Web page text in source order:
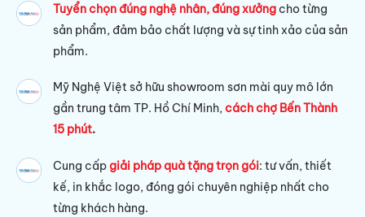
Tuyển chọn đúng nghệ nhân, đúng xưởng cho từng
sản phẩm, đảm bảo chất lượng và sự tinh xảo của sản
phẩm.
Mỹ Nghệ Việt sở hữu showroom sơn mài quy mô lớn
gần trung tâm TP. Hồ Chí Minh,cách chợ Bến Thành
15 phút.
Cung cấpgiải pháp quà tặng trọn gói: tư vấn, thiết
kế, in khắc logo, đóng gói chuyên nghiệp nhất cho
từng khách hàng.